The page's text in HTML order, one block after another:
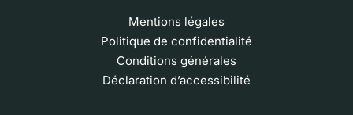
Mentions légales
Politique de confidentialité
Conditions générales
Déclaration d’accessibilité